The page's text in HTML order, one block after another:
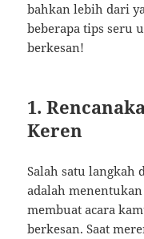
bahkan lebih dari
beberapa tips seru
berkesan!
1.
Keren
Salah satu langkah
adalah
membuat acara
berkesan. Saat